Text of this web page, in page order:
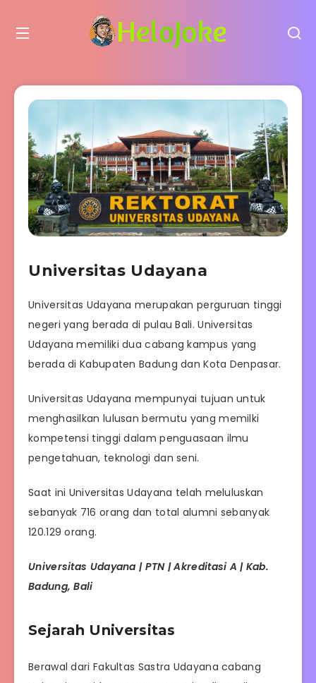
Universitas Udayana
Universitas Udayana merupakan perguruan tinggi
negeri yang berada di pulau Bali. Universitas
Udayana memiliki dua cabang kampus yang
berada di Kabupaten Badung dan Kota Denpasar.
Universitas Udayana mempunyai tujuan untuk
menghasilkan lulusan bermutu yang memilki
kompetensi tinggi dalam penguasaan ilmu
pengetahuan, teknologi dan seni.
Saat ini Universitas Udayana telah meluluskan
sebanyak 716 orang dan total alumni sebanyak
120.129 orang.
Universitas Udayana | PTN | Akreditasi A | Kab.
Badung, Bali
Sejarah Universitas
Berawal dari Fakultas Sastra Udayana cabang